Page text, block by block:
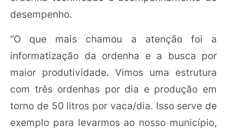
desempenho.
“O que mais chamou a atenção foi a
informatização da ordenha e a busca por
maior produtividade. Vimos uma estrutura
com três ordenhas por dia e produção em
torno de 50 litros por vaca/dia. Isso serve de
exemplo para levarmos ao nosso município,